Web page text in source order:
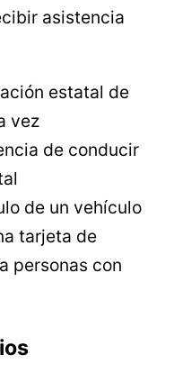
asistencia
estatal de
vez
de conducir
de un vehículo
tarjeta de
personas con